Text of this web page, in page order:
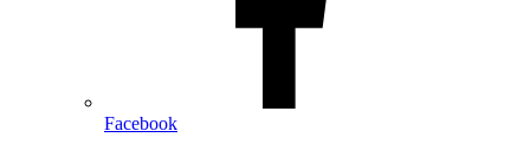
Facebook